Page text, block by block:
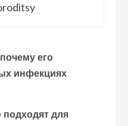
его
инфекциях
подходят для